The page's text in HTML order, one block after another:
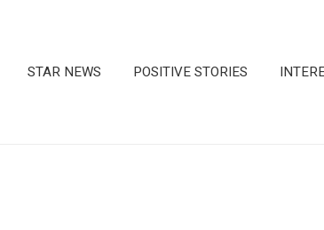
STAR NEWS POSITIVE STORIES